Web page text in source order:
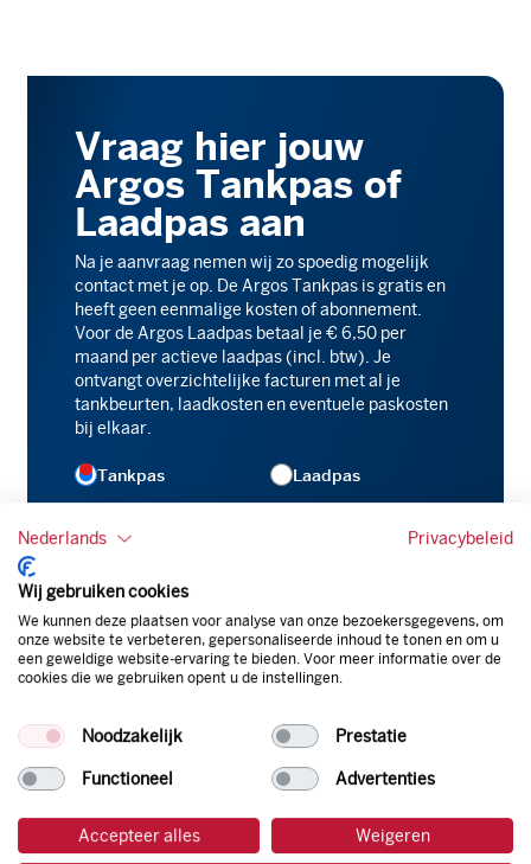
Vraag hier jouw
Argos Tankpas of
Laadpas aan
Na je aanvraag nemen wij zo spoedig mogelijk
contact met je op. De Argos Tankpas is gratis en
heeft geen eenmalige kosten of abonnement.
Voor de Argos Laadpas betaal je € 6,50 per
maand per actieve laadpas (incl. btw). Je
ontvangt overzichtelijke facturen met al je
tankbeurten, laadkosten en eventuele paskosten
bij elkaar.
ArgosTankpas Laadpas
Nederlands Privacybeleid
Wij gebruiken cookies
We kunnen deze plaatsen voor analyse van onze bezoekersgegevens, om
onze website te verbeteren, gepersonaliseerde inhoud te tonen en om u
een geweldige website-ervaring te bieden. Voor meer informatie over de
cookies die we gebruiken opent u de instellingen.
Noodzakelijk Prestatie
Functioneel Advertenties
Accepteer alles Weigeren